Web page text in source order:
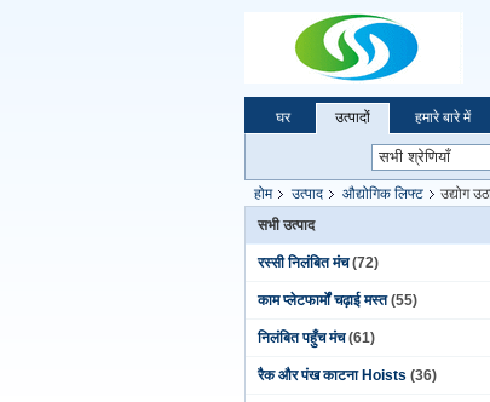
घर उत्पादों हमारे बारे में
होम उत्पाद औद्योगिक लिफ्ट
उद्योग
सभी उत्पाद
रस्सी निलंबित मंच (72)
काम प्लेटफार्मों चढ़ाई मस्त (55)
निलंबित पहुँच मंच (61)
रैक और पंख काटना Hoists (36)